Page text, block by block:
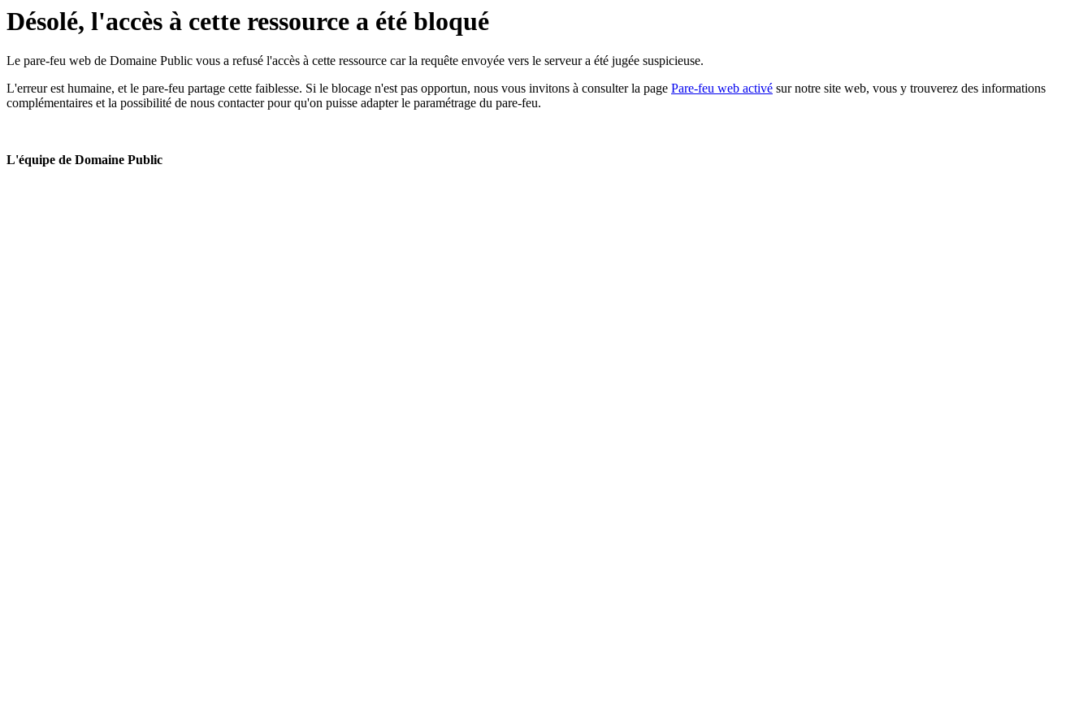
Désolé, l'accès à cette ressource a été bloqué
Le pare-feu web de Domaine Public vous a refusé l'accès à cette ressource car la requête envoyée vers le serveur a été jugée suspicieuse.
L'erreur est humaine, et le pare-feu partage cette faiblesse. Si le blocage n'est pas opportun, nous vous invitons à consulter la page Pare-feu web activé sur notre site web, vous y trouverez des informations
complémentaires et la possibilité de nous contacter pour qu'on puisse adapter le paramétrage du pare-feu.
L'équipe de Domaine Public